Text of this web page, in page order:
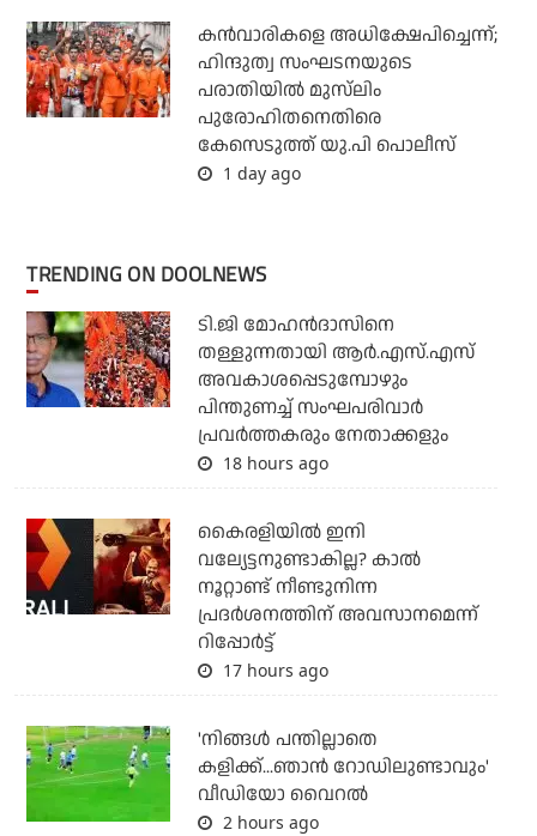
കന്‍വാരികളെ അധിക്ഷേപിച്ചെന്ന്;
ഹിന്ദുത്വ സംഘടനയുടെ
പരാതിയില്‍ മുസ്‌ലിം
പുരോഹിതനെതിരെ
കേസെടുത്ത് യു.പി പൊലീസ്
1 day ago
TRENDING ON DOOLNEWS
ടി.ജി മോഹന്‍ദാസിനെ
തള്ളുന്നതായി ആര്‍.എസ്.എസ്
അവകാശപ്പെടുമ്പോഴും
പിന്തുണച്ച് സംഘപരിവാര്‍
പ്രവര്‍ത്തകരും നേതാക്കളും
18 hours ago
കൈരളിയില്‍ ഇനി
വല്യേട്ടനുണ്ടാകില്ല? കാല്‍
നൂറ്റാണ്ട് നീണ്ടുനിന്ന
പ്രദര്‍ശനത്തിന് അവസാനമെന്ന്
റിപ്പോര്‍ട്ട്
17 hours ago
'നിങ്ങള്‍ പന്തില്ലാതെ
കളിക്ക്...ഞാന്‍ റോഡിലുണ്ടാവും'
വീഡിയോ വൈറല്‍
2 hours ago